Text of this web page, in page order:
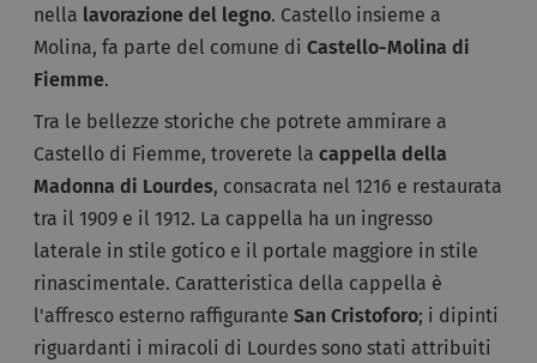
nella lavorazione del legno. Castello insieme a
Molina, fa parte del comune di Castello-Molina di
Fiemme.
Tra le bellezze storiche che potrete ammirare a
Castello di Fiemme, troverete la cappella della
Madonna di Lourdes, consacrata nel 1216 e restaurata
tra il 1909 e il 1912. La cappella ha un ingresso
laterale in stile gotico e il portale maggiore in stile
rinascimentale. Caratteristica della cappella è
l'affresco esterno raffigurante San Cristoforo; i dipinti
riguardanti i miracoli di Lourdes sono stati attribuiti